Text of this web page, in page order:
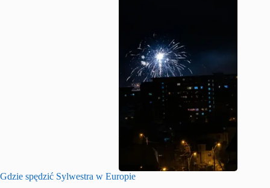
Gdzie spędzić Sylwestra w Europie